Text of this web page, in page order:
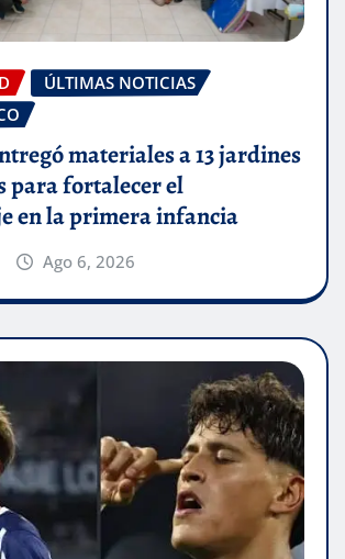
ÚLTIMAS NOTICIAS
materiales a 13 jardines
para fortalecer el
en la primera infancia
Ago 6, 2026